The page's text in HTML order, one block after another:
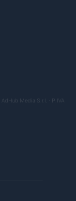
AdHub Media S.r.l. · P.IVA